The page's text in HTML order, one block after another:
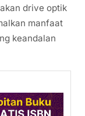
drive optik
manfaat
keandalan